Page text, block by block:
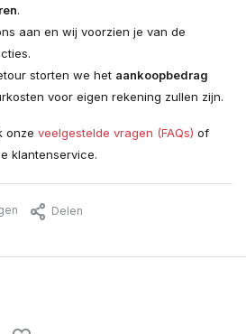
.
aan en wij voorzien je van de
storten we het aankoopbedrag
voor eigen rekening zullen zijn.
onze veelgestelde vragen (FAQs) of
klantenservice.
Delen